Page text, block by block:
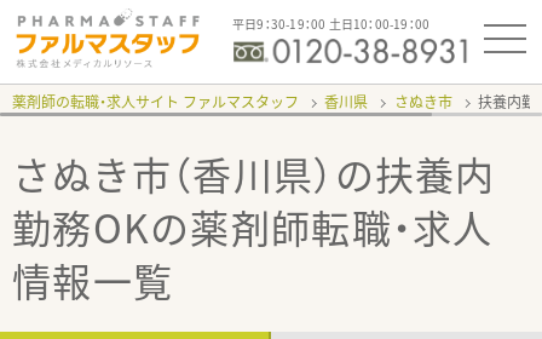
平日9：30-19：00 土日10：00-19：00
薬剤師の転職・求人サイト ファルマスタッフ 香川県 さぬき市 扶養内
さぬき市（香川県）の扶養内
勤務OKの薬剤師転職・求人
情報一覧